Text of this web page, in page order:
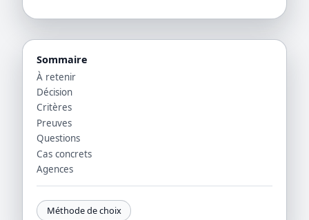
Sommaire
À retenir
Décision
Critères
Preuves
Questions
Cas concrets
Agences
Méthode de choix